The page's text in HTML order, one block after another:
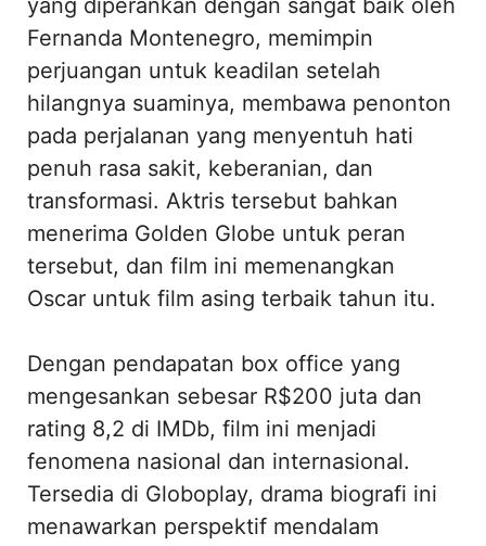
yang diperankan dengan sangat baik oleh
Fernanda Montenegro, memimpin
perjuangan untuk keadilan setelah
hilangnya suaminya, membawa penonton
pada perjalanan yang menyentuh hati
penuh rasa sakit, keberanian, dan
transformasi. Aktris tersebut bahkan
menerima Golden Globe untuk peran
tersebut, dan film ini memenangkan
Oscar untuk film asing terbaik tahun itu.
Dengan pendapatan box office yang
mengesankan sebesar R$200 juta dan
rating 8,2 di IMDb, film ini menjadi
fenomena nasional dan internasional.
Tersedia di Globoplay, drama biografi ini
menawarkan perspektif mendalam